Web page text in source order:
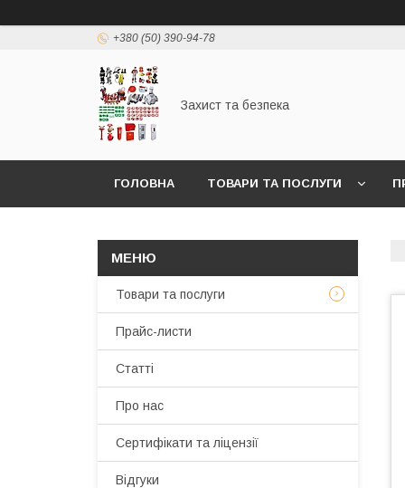
+380 (50) 390-94-78
Захист та безпека
ГОЛОВНА ТОВАРИ ТА ПОСЛУГИ
Товари та послуги
Прайс-листи
Статті
Про нас
Сертифікати та ліцензії
Відгуки